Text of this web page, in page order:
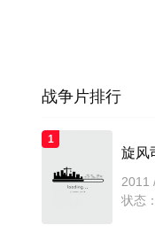
战争片排行
1
旋风
2011
状态